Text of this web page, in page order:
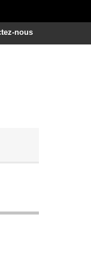
nous